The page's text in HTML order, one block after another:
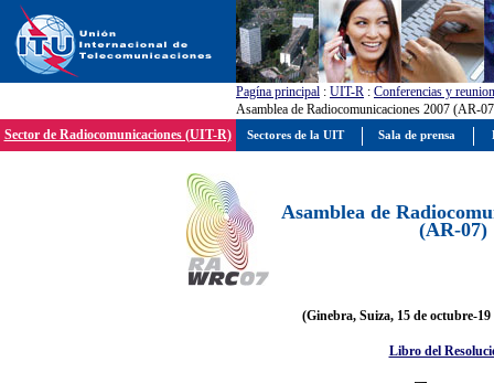
Pagína principal : UIT-R : Conferencias y
Asamblea de Radiocomunicaciones 2007 (AR-
Sector de Radiocomunicaciones (UIT-R)
Asamblea de
(AR-07)
(Ginebra, Suiza, 15 de octubre-19
Libro del
Sectores de la UIT Sala de prensa